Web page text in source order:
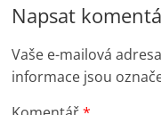
Napsat
Vaše e-mailová
informace jsou